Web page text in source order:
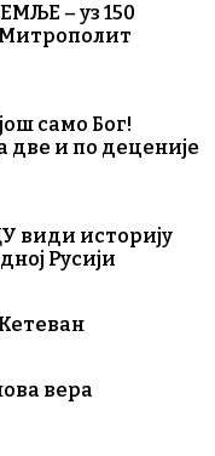
– уз 150
само Бог!
две и по деценије
види историју
Русији
вера